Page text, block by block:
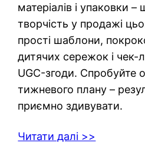
матеріалів і упаковки
творчість у продажі
прості шаблони,
дитячих сережок і чек-
UGC-згоди. Спробуйте
тижневого плану –
приємно здивувати.
Читати далі >>